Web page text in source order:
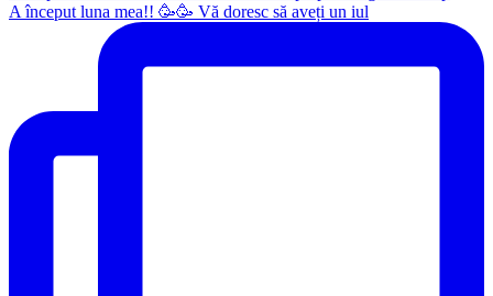
A început luna mea!! 🥳🥳 Vă doresc să aveți un iul